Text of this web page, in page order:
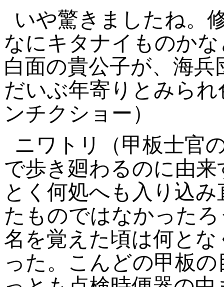
いや驚きましたね。
なにキタナイものか
白面の貴公子が、海
だいぶ年寄りとみら
ンチクショー）
ニワトリ（甲板士官
で歩き廻わるのに由
とく何処へも入り込
たものではなかった
名を覚えた頃は何と
った。こんどの甲板